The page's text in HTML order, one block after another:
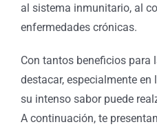
al sistema inmunitario, al
enfermedades crónicas.
Con tantos beneficios para
destacar, especialmente
su intenso sabor puede
A continuación, te